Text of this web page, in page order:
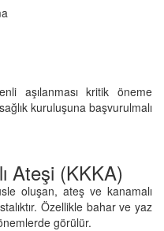
aşılanması kritik öneme
kuruluşuna başvurulmalı
Ateşi (KKKA)
oluşan, ateş ve kanamalı
Özellikle bahar ve yaz
görülür.